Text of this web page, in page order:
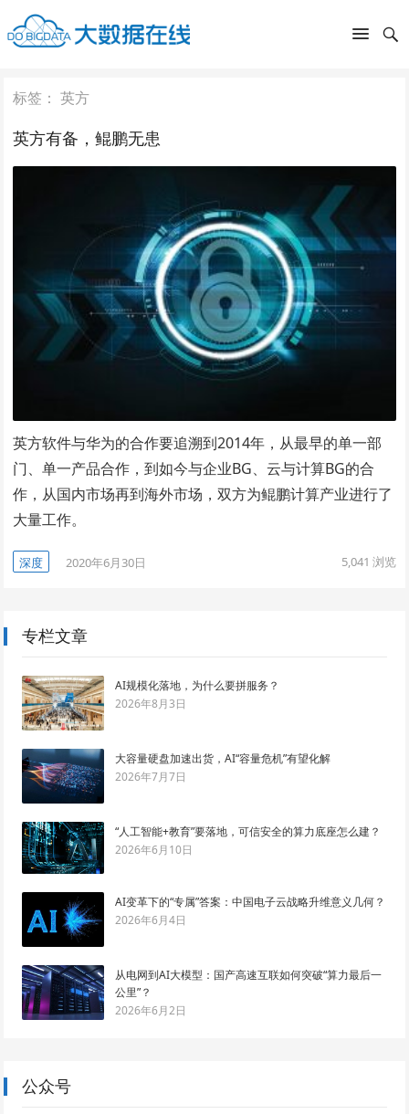
标签：英方
英方有备，鲲鹏无患
英方软件与华为的合作要追溯到2014年，从最早的单一部
门、单一产品合作，到如今与企业BG、云与计算BG的合
作，从国内市场再到海外市场，双方为鲲鹏计算产业进行了
大量工作。
深度 2020年6月30日 5,041 浏览
专栏文章
AI规模化落地，为什么要拼服务？
2026年8月3日
大容量硬盘加速出货，AI“容量危机”有望化解
2026年7月7日
“人工智能+教育”要落地，可信安全的算力底座怎么建？
2026年6月10日
AI变革下的“专属”答案：中国电子云战略升维意义几何？
2026年6月4日
从电网到AI大模型：国产高速互联如何突破“算力最后一
公里”？
2026年6月2日
公众号